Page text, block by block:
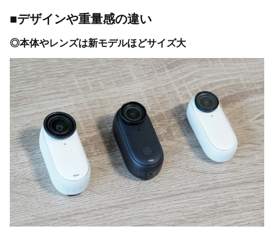
■デザインや重量感の違い
◎本体やレンズは新モデルほどサイズ大